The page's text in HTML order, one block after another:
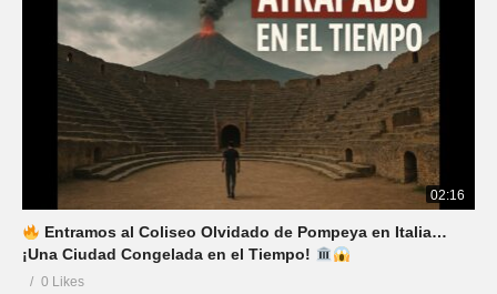
02:16
Entramos al Coliseo Olvidado de Pompeya en Italia…
¡Una Ciudad Congelada en el Tiempo!
0 Likes